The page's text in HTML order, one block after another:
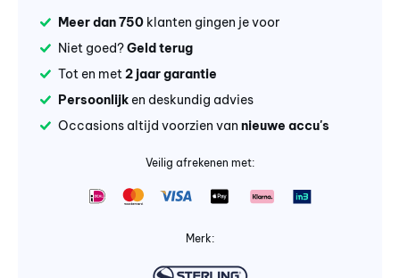
Meer dan 750 klanten gingen je voor
Niet goed?Geld terug
Tot en met2 jaar garantie
Persoonlijk en deskundig advies
Occasions altijd voorzien van nieuwe accu's
Veilig afrekenen met:
Merk: